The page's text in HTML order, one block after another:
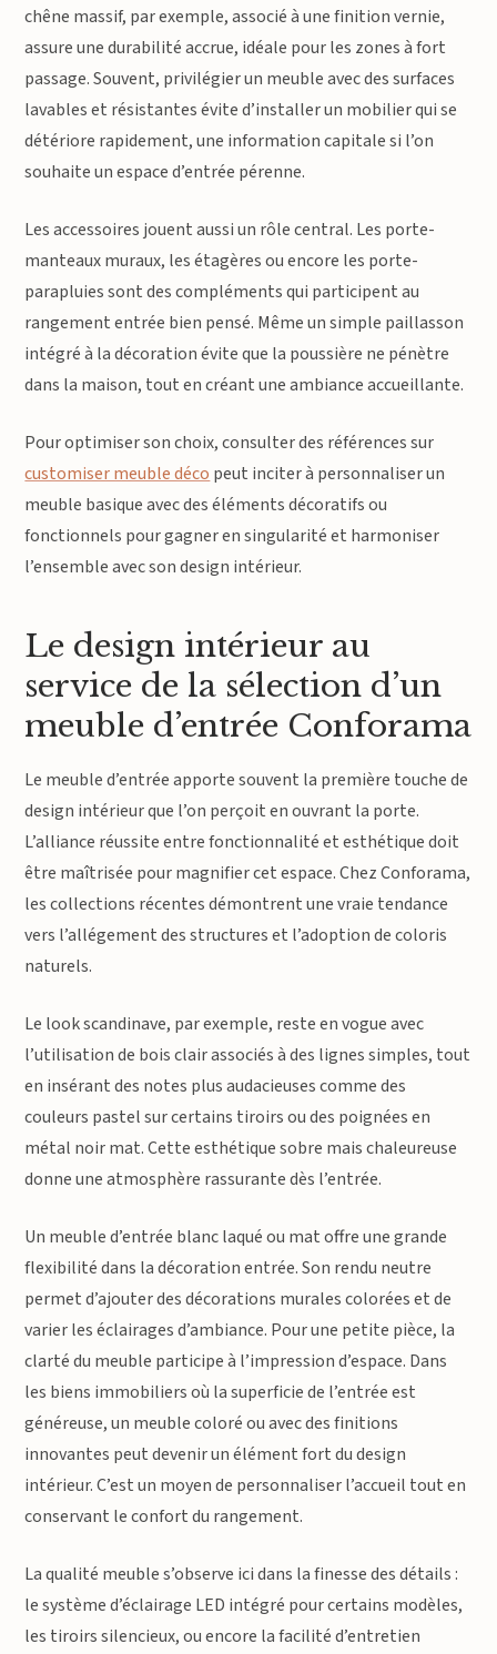
chêne massif, par exemple, associé à une finition vernie,
assure une durabilité accrue, idéale pour les zones à fort
passage. Souvent, privilégier un meuble avec des surfaces
lavables et résistantes évite d’installer un mobilier qui se
détériore rapidement, une information capitale si l’on
souhaite un espace d’entrée pérenne.
Les accessoires jouent aussi un rôle central. Les porte-
manteaux muraux, les étagères ou encore les porte-
parapluies sont des compléments qui participent au
rangement entrée bien pensé. Même un simple paillasson
intégré à la décoration évite que la poussière ne pénètre
dans la maison, tout en créant une ambiance accueillante.
Pour optimiser son choix, consulter des références sur
customiser meuble déco peut inciter à personnaliser un
meuble basique avec des éléments décoratifs ou
fonctionnels pour gagner en singularité et harmoniser
l’ensemble avec son design intérieur.
Le design intérieur au
service de la sélection d’un
meuble d’entrée Conforama
Le meuble d’entrée apporte souvent la première touche de
design intérieur que l’on perçoit en ouvrant la porte.
L’alliance réussite entre fonctionnalité et esthétique doit
être maîtrisée pour magnifier cet espace. Chez Conforama,
les collections récentes démontrent une vraie tendance
vers l’allégement des structures et l’adoption de coloris
naturels.
Le look scandinave, par exemple, reste en vogue avec
l’utilisation de bois clair associés à des lignes simples, tout
en insérant des notes plus audacieuses comme des
couleurs pastel sur certains tiroirs ou des poignées en
métal noir mat. Cette esthétique sobre mais chaleureuse
donne une atmosphère rassurante dès l’entrée.
Un meuble d’entrée blanc laqué ou mat offre une grande
flexibilité dans la décoration entrée. Son rendu neutre
permet d’ajouter des décorations murales colorées et de
varier les éclairages d’ambiance. Pour une petite pièce, la
clarté du meuble participe à l’impression d’espace. Dans
les biens immobiliers où la superficie de l’entrée est
généreuse, un meuble coloré ou avec des finitions
innovantes peut devenir un élément fort du design
intérieur. C’est un moyen de personnaliser l’accueil tout en
conservant le confort du rangement.
La qualité meuble s’observe ici dans la finesse des détails :
le système d’éclairage LED intégré pour certains modèles,
les tiroirs silencieux, ou encore la facilité d’entretien